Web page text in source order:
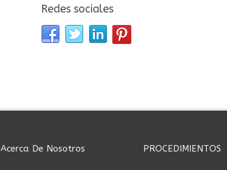
Redes sociales
Acerca De Nosotros PROCEDIMIENTOS